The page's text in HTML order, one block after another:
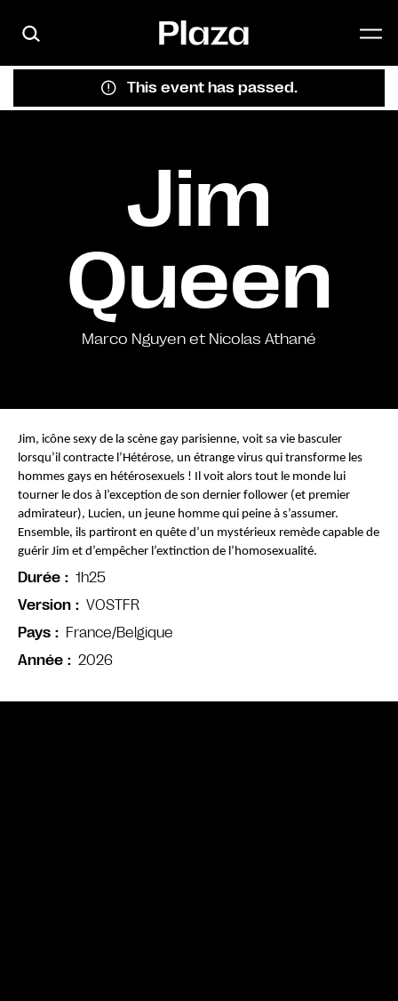
This event has passed.
Jim
Queen
Marco Nguyen et Nicolas Athané
Jim, icône sexy de la scène gay parisienne, voit sa vie basculer
lorsqu’il contracte l’Hétérose, un étrange virus qui transforme les
hommes gays en hétérosexuels ! Il voit alors tout le monde lui
tourner le dos à l’exception de son dernier follower (et premier
admirateur), Lucien, un jeune homme qui peine à s’assumer.
Ensemble, ils partiront en quête d’un mystérieux remède capable de
guérir Jim et d’empêcher l’extinction de l’homosexualité.
Durée
1h25
Version
VOSTFR
Pays
France/Belgique
Année
2026